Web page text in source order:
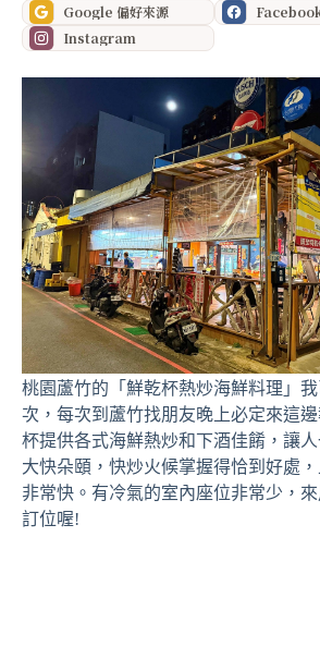
Google 偏好來源
Instagram
桃園蘆竹的「鮮乾杯熱炒海鮮料理」
次，每次到蘆竹找朋友晚上必定來這
杯提供各式海鮮熱炒和下酒佳餚，讓
大快朵頤，快炒火候掌握得恰到好處
非常快。有冷氣的室內座位非常少，
訂位喔!